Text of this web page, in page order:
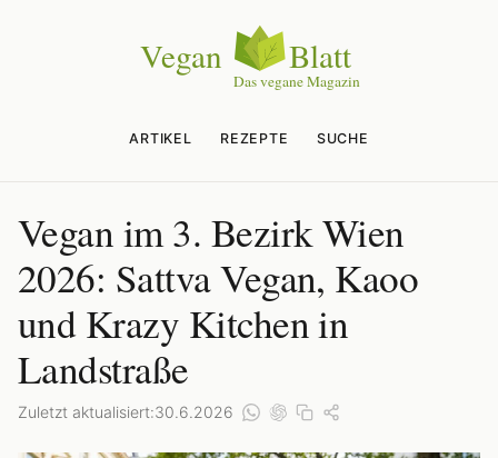
ARTIKEL REZEPTE SUCHE
Vegan im 3. Bezirk Wien
2026: Sattva Vegan, Kaoo
und Krazy Kitchen in
Landstraße
Zuletzt aktualisiert:30.6.2026